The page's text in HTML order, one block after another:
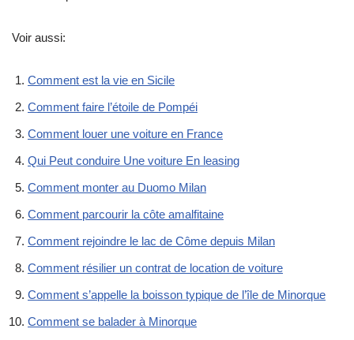
Voir aussi:
Comment est la vie en Sicile
Comment faire l’étoile de Pompéi
Comment louer une voiture en France
Qui Peut conduire Une voiture En leasing
Comment monter au Duomo Milan
Comment parcourir la côte amalfitaine
Comment rejoindre le lac de Côme depuis Milan
Comment résilier un contrat de location de voiture
Comment s’appelle la boisson typique de l’île de Minorque
Comment se balader à Minorque